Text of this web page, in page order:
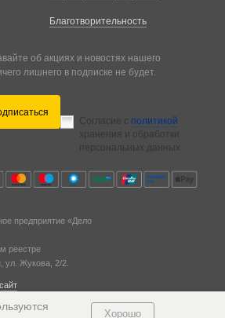
Благотворительность
об акциях и новостях нашего
лишнего в подписке не будет.
Согласие с политикой
хранения и обработки
персональных данных
предприятие «Дело
реестре
ул. Жукова, 2/2.
Хорошо